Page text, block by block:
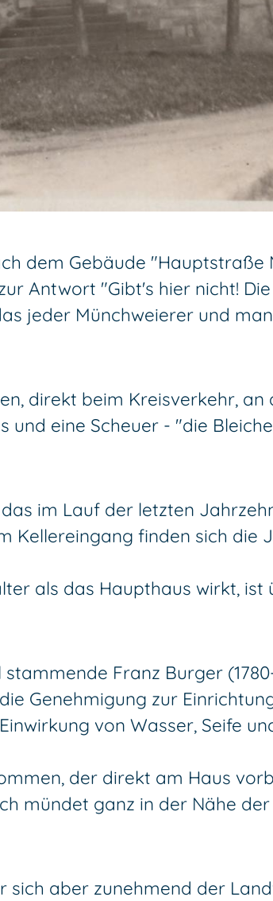
dem Gebäude "Hauptstraße
Antwort "Gibt's hier nicht!
jeder Münchweierer und
direkt beim Kreisverkehr,
eine Scheuer - "die
im Lauf der letzten
finden sich die
als das Haupthaus wirkt,
Franz Burger
Genehmigung zur
von Wasser, Seife
der direkt am Haus
mündet ganz in der Nähe
sich aber zunehmend der